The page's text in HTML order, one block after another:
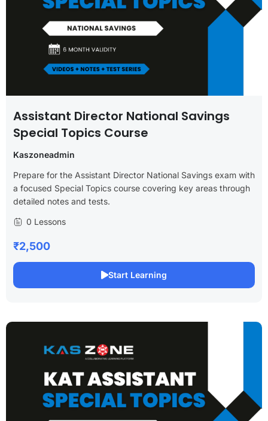
Assistant Director National Savings
Special Topics Course
Kaszoneadmin
Prepare for the Assistant Director National Savings exam with
a focused Special Topics course covering key areas through
detailed notes and tests.
0 Lessons
₹2,500
Start Learning